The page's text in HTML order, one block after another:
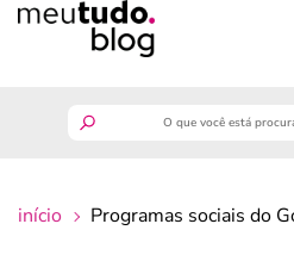
início Programas sociais do